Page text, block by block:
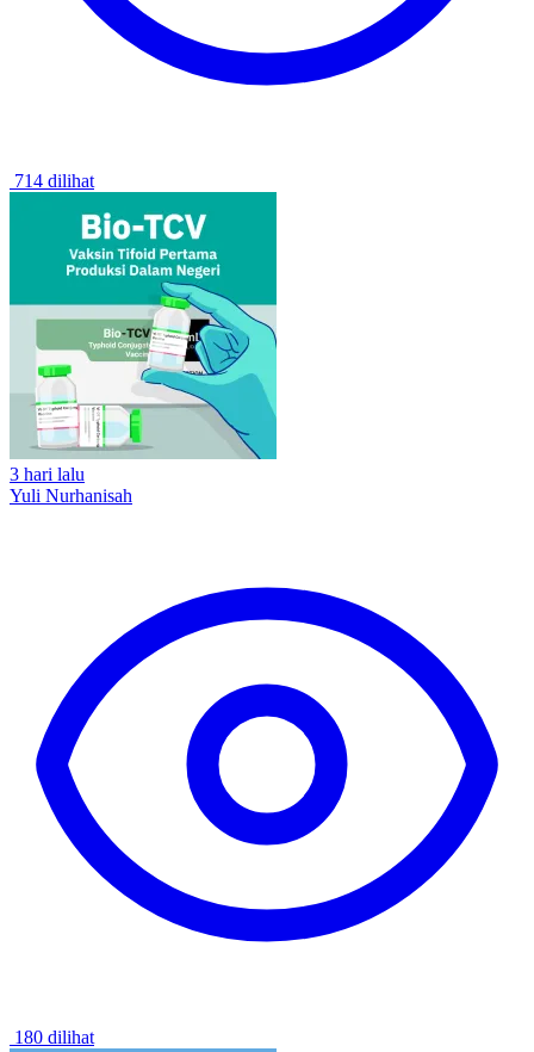
714 dilihat
3 hari lalu
Yuli Nurhanisah
180 dilihat